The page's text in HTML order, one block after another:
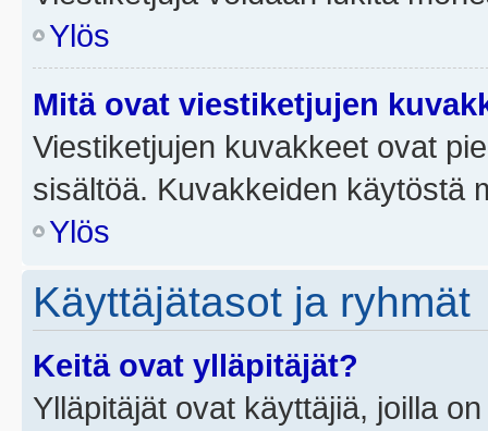
Ylös
Mitä ovat viestiketjujen
Viestiketjujen kuvakkeet ovat
sisältöä. Kuvakkeiden käytöstä
Ylös
Käyttäjätasot ja ryhmät
Keitä ovat ylläpitäjät?
Ylläpitäjät ovat käyttäjiä, joilla